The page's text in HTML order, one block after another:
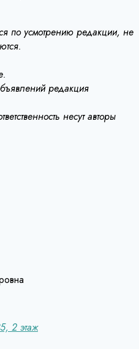
по усмотрению редакции, не
редакция
несут авторы
2 этаж